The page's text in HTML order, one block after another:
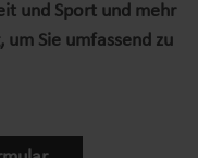
und Sport und mehr
um Sie umfassend zu